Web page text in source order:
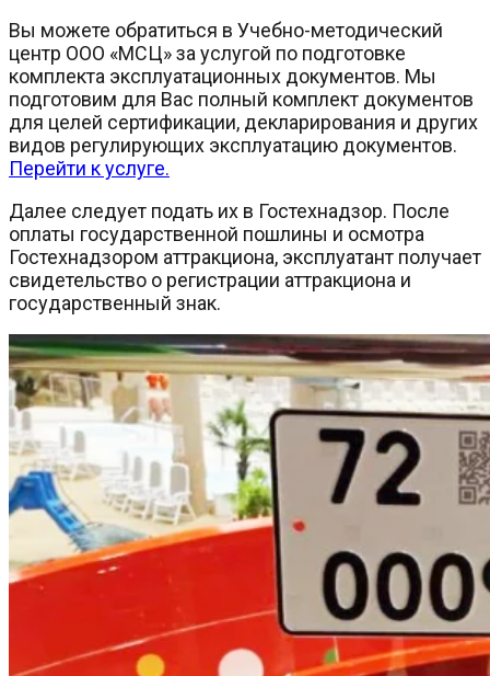
Вы можете обратиться в Учебно-методический
центр ООО «МСЦ» за услугой по подготовке
комплекта эксплуатационных документов. Мы
подготовим для Вас полный комплект документов
для целей сертификации, декларирования и других
видов регулирующих эксплуатацию документов.
Перейти к услуге.
Далее следует подать их в Гостехнадзор. После
оплаты государственной пошлины и осмотра
Гостехнадзором аттракциона, эксплуатант получает
свидетельство о регистрации аттракциона и
государственный знак.